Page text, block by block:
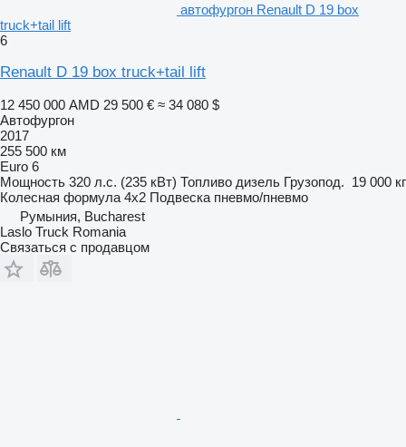
автофургон Renault D 19 box
truck+tail lift
6
Renault D 19 box truck+tail lift
12 450 000 AMD 29 500 € ≈ 34 080 $
Автофургон
2017
255 500 км
Euro 6
Мощность 320 л.с. (235 кВт) Топливо дизель Грузопод. 19 000 кг
Колесная формула 4x2 Подвеска пневмо/пневмо
Румыния, Bucharest
Laslo Truck Romania
Связаться с продавцом